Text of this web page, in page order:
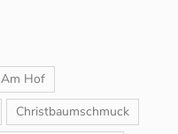
Am Hof
Christbaumschmuck